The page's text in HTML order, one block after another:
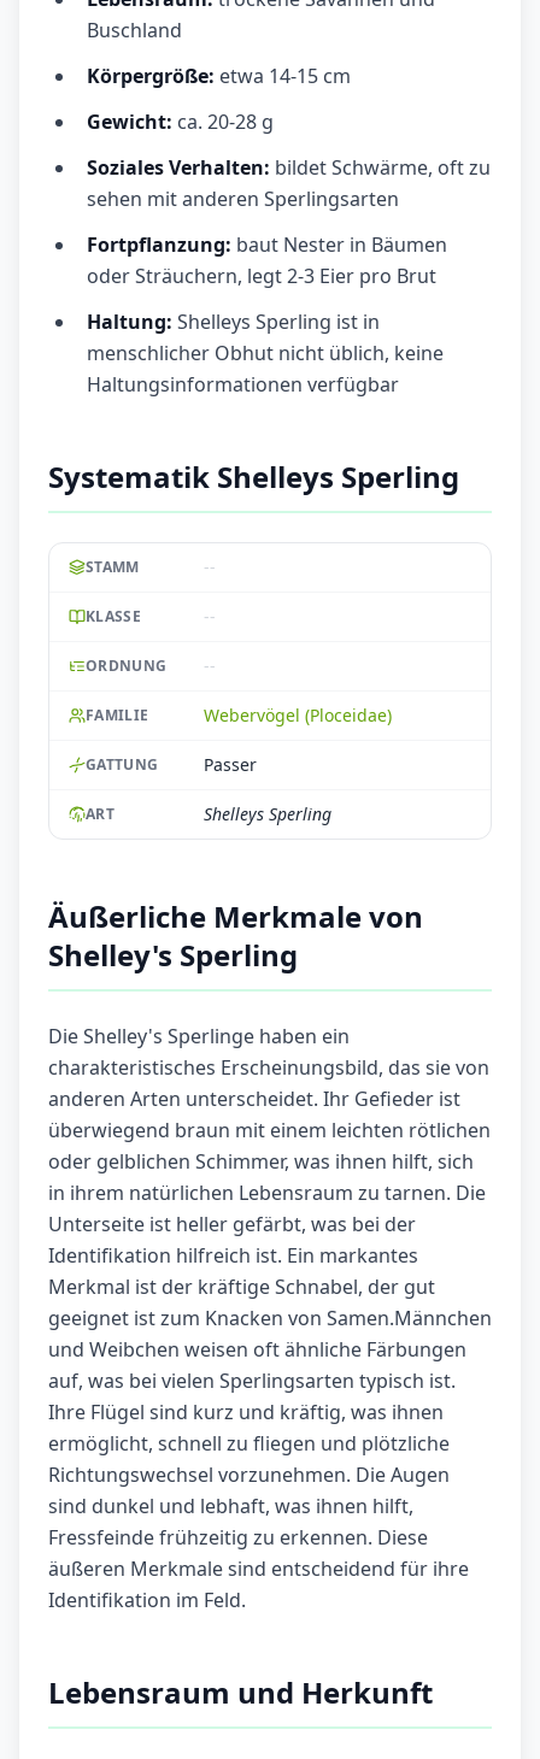
Buschland
Körpergröße: etwa 14-15 cm
Gewicht: ca. 20-28 g
Soziales Verhalten: bildet Schwärme, oft zu
sehen mit anderen Sperlingsarten
Fortpflanzung: baut Nester in Bäumen
oder Sträuchern, legt 2-3 Eier pro Brut
Haltung: Shelleys Sperling ist in
menschlicher Obhut nicht üblich, keine
Haltungsinformationen verfügbar
Systematik Shelleys Sperling
STAMM --
KLASSE --
ORDNUNG --
FAMILIE Webervögel (Ploceidae)
GATTUNG Passer
ART Shelleys Sperling
Äußerliche Merkmale von
Shelley's Sperling
Die Shelley's Sperlinge haben ein
charakteristisches Erscheinungsbild, das sie von
anderen Arten unterscheidet. Ihr Gefieder ist
überwiegend braun mit einem leichten rötlichen
oder gelblichen Schimmer, was ihnen hilft, sich
in ihrem natürlichen Lebensraum zu tarnen. Die
Unterseite ist heller gefärbt, was bei der
Identifikation hilfreich ist. Ein markantes
Merkmal ist der kräftige Schnabel, der gut
geeignet ist zum Knacken von Samen.Männchen
und Weibchen weisen oft ähnliche Färbungen
auf, was bei vielen Sperlingsarten typisch ist.
Ihre Flügel sind kurz und kräftig, was ihnen
ermöglicht, schnell zu fliegen und plötzliche
Richtungswechsel vorzunehmen. Die Augen
sind dunkel und lebhaft, was ihnen hilft,
Fressfeinde frühzeitig zu erkennen. Diese
äußeren Merkmale sind entscheidend für ihre
Identifikation im Feld.
Lebensraum und Herkunft